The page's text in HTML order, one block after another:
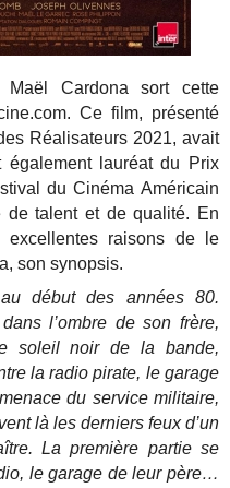
Cardona sort cette
Ce film, présenté
Réalisateurs 2021, avait
lauréat du Prix
du Cinéma Américain
de talent et de qualité. En
raisons de le
son synopsis.
début des années 80.
l’ombre de son frère,
soleil noir de la bande,
la radio pirate, le garage
du service militaire,
là les derniers feux d’un
La première partie se
le garage de leur père…